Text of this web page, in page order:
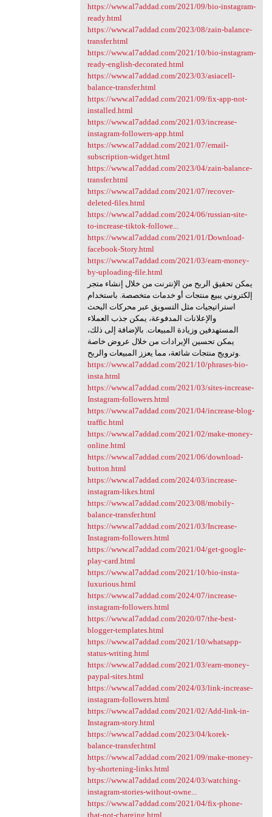
https://www.al7addad.com/2021/09/bio-instagram-
ready.html
https://www.al7addad.com/2023/08/zain-balance-
transfer.html
https://www.al7addad.com/2021/10/bio-instagram-
ready-english-decorated.html
https://www.al7addad.com/2023/03/asiacell-
balance-transfer.html
https://www.al7addad.com/2021/09/fix-app-not-
installed.html
https://www.al7addad.com/2021/03/increase-
instagram-followers-app.html
https://www.al7addad.com/2021/07/email-
subscription-widget.html
https://www.al7addad.com/2023/04/zain-balance-
transfer.html
https://www.al7addad.com/2021/07/recover-
deleted-files.html
https://www.al7addad.com/2024/06/russian-site-
to-increase-tiktok-followe...
https://www.al7addad.com/2021/01/Download-
facebook-Story.html
https://www.al7addad.com/2021/03/earn-money-
by-uploading-file.html
يمكن تحقيق الربح من الإنترنت من خلال إنشاء متجر
إلكتروني يبيع منتجات أو خدمات متخصصة. باستخدام
استراتيجيات مثل التسويق عبر محركات البحث
والإعلانات المدفوعة، يمكن جذب العملاء
المستهدفين وزيادة المبيعات. بالإضافة إلى ذلك،
يمكن تحسين الإيرادات من خلال عروض خاصة
وترويج منتجات شائعة، مما يعزز المبيعات والربح.
https://www.al7addad.com/2021/10/phrases-bio-
insta.html
https://www.al7addad.com/2021/03/sites-increase-
Instagram-followers.html
https://www.al7addad.com/2021/04/increase-blog-
traffic.html
https://www.al7addad.com/2021/02/make-money-
online.html
https://www.al7addad.com/2021/06/download-
button.html
https://www.al7addad.com/2024/03/increase-
instagram-likes.html
https://www.al7addad.com/2023/08/mobily-
balance-transfer.html
https://www.al7addad.com/2021/03/Increase-
Instagram-followers.html
https://www.al7addad.com/2021/04/get-google-
play-card.html
https://www.al7addad.com/2021/10/bio-insta-
luxurious.html
https://www.al7addad.com/2024/07/increase-
instagram-followers.html
https://www.al7addad.com/2020/07/the-best-
blogger-templates.html
https://www.al7addad.com/2021/10/whatsapp-
status-writing.html
https://www.al7addad.com/2021/03/earn-money-
paypal-sites.html
https://www.al7addad.com/2024/03/link-increase-
instagram-followers.html
https://www.al7addad.com/2021/02/Add-link-in-
Instagram-story.html
https://www.al7addad.com/2023/04/korek-
balance-transfer.html
https://www.al7addad.com/2021/09/make-money-
by-shortening-links.html
https://www.al7addad.com/2024/03/watching-
instagram-stories-without-owne...
https://www.al7addad.com/2021/04/fix-phone-
that-not-charging.html